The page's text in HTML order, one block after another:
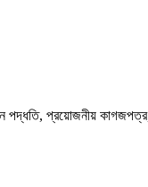
পদ্ধতি, প্রয়োজনীয়